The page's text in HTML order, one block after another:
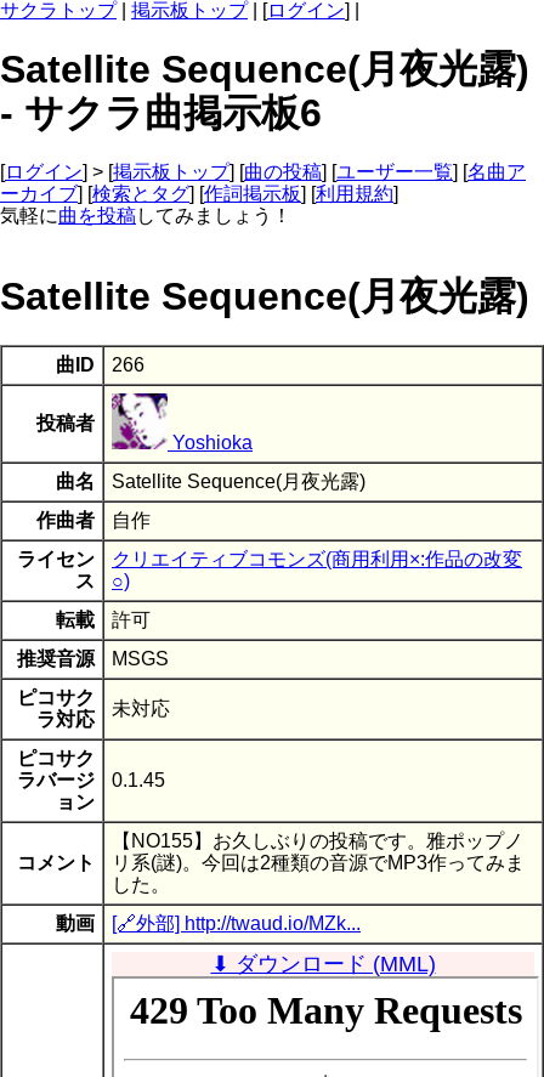
サクラトップ| 掲示板トップ| [ログイン] |
Satellite Sequence(月夜光露)
- サクラ曲掲示板6
[ログイン] > [掲示板トップ] [曲の投稿] [ユーザー一覧] [名曲ア
ーカイブ] [検索とタグ] [作詞掲示板] [利用規約]
気軽に曲を投稿してみましょう！
Satellite Sequence(月夜光露)
曲ID 266
投稿者
Yoshioka
曲名
Satellite Sequence(月夜光露)
作曲者
自作
ライセン
ス
クリエイティブコモンズ(商用利用×:作品の改変
○)
転載
許可
推奨音源
MSGS
ピコサク
ラ対応
未対応
ピコサク
ラバージ
ョン
0.1.45
コメント
【NO155】お久しぶりの投稿です。雅ポップノ
リ系(謎)。今回は2種類の音源でMP3作ってみま
した。
動画
[🔗外部] http://twaud.io/MZk...
⬇ ダウンロード (MML)